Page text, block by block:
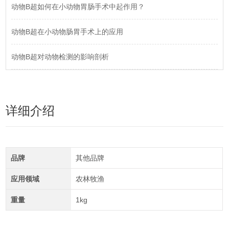
动物B超如何在小动物胃肠手术中起作用？
动物B超在小动物肠胃手术上的应用
动物B超对动物检测的影响剖析
详细介绍
品牌 其他品牌
应用领域 农林牧渔
重量 1kg